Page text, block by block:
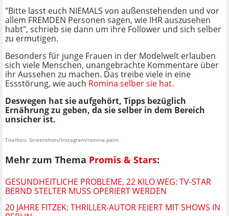
"Bitte lasst euch NIEMALS von außenstehenden und vor
allem FREMDEN Personen sagen, wie IHR auszusehen
habt", schrieb sie dann um ihre Follower und sich selber
zu ermutigen.
Besonders für junge Frauen in der Modelwelt erlauben
sich viele Menschen, unangebrachte Kommentare über
ihr Aussehen zu machen. Das treibe viele in eine
Essstörung, wie auch Romina selber sie hat.
Deswegen hat sie aufgehört, Tipps bezüglich
Ernährung zu geben, da sie selber in dem Bereich
unsicher ist.
Titelfoto: Screenshots/Instagram/romina.palm
Mehr zum Thema Promis & Stars:
GESUNDHEITLICHE PROBLEME, 22 KILO WEG: TV-STAR
BERND STELTER MUSS OPERIERT WERDEN
20 JAHRE FITZEK: THRILLER-AUTOR FEIERT MIT SHOWS IN